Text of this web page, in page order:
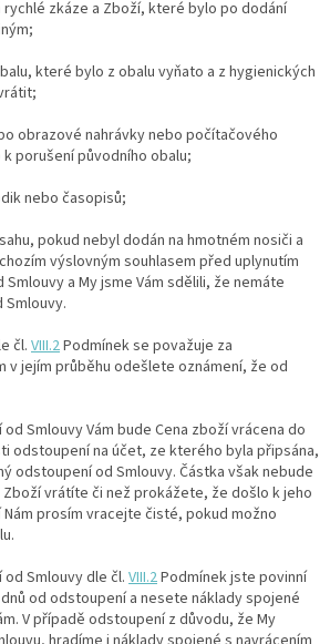
zkáze a Zboží, které bylo po dodání
které bylo z obalu vyňato a z hygienických
obrazové nahrávky nebo počítačového
porušení původního obalu;
nebo časopisů;
pokud nebyl dodán na hmotném nosiči a
výslovným souhlasem před uplynutím
a My jsme Vám sdělili, že nemáte
čl. VIII.2Podmínek se považuje za
v jejím průběhu odešlete oznámení, že od
Smlouvy Vám bude Cena zboží vrácena do
odstoupení na účet, ze kterého byla připsána,
odstoupení od Smlouvy. Částka však nebude
Zboží vrátíte či než prokážete, že došlo k jeho
Nám prosím vracejte čisté, pokud možno
Smlouvy dle čl. VIII.2Podmínek jste povinní
od odstoupení a nesete náklady spojené
V případě odstoupení z důvodu, že My